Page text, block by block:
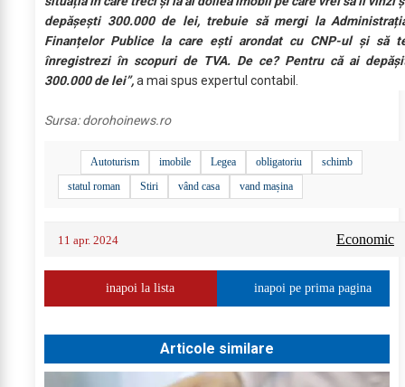
depășești 300.000 de lei, trebuie să mergi la
Finanțelor Publice la care ești arondat cu CNP-ul și să
înregistrezi în scopuri de TVA. De ce? Pentru că ai
300.000 de lei”,a mai spus expertul contabil.
Sursa:dorohoinews.ro
Autoturism imobile Legea obligatoriu
schimb
statul roman
Stiri vând casa vand mașina
11 apr. 2024 Economic
inapoi la lista inapoi pe prima pagina
Articole similare